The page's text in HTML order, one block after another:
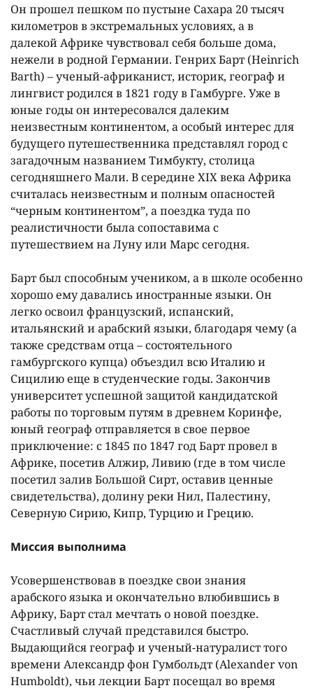
Он прошел пешком по пустыне Сахара 20 тысяч
километров в экстремальных условиях, а в
далекой Африке чувствовал себя больше дома,
нежели в родной Германии. Генрих Барт (Heinrich
Barth) – ученый-африканист, историк, географ и
лингвист родился в 1821 году в Гамбурге. Уже в
юные годы он интересовался далеким
неизвестным континентом, а особый интерес для
будущего путешественника представлял город с
загадочным названием Тимбукту, столица
сегодняшнего Мали. В середине XIX века Африка
считалась неизвестным и полным опасностей
“черным континентом”, а поездка туда по
реалистичности была сопоставима с
путешествием на Луну или Марс сегодня.
Барт был способным учеником, а в школе особенно
хорошо ему давались иностранные языки. Он
легко освоил французский, испанский,
итальянский и арабский языки, благодаря чему (а
также средствам отца – состоятельного
гамбургского купца) объездил всю Италию и
Сицилию еще в студенческие годы. Закончив
университет успешной защитой кандидатской
работы по торговым путям в древнем Коринфе,
юный географ отправляется в свое первое
приключение: с 1845 по 1847 год Барт провел в
Африке, посетив Алжир, Ливию (где в том числе
посетил залив Большой Сирт, оставив ценные
свидетельства), долину реки Нил, Палестину,
Северную Сирию, Кипр, Турцию и Грецию.
Миссия выполнима
Усовершенствовав в поездке свои знания
арабского языка и окончательно влюбившись в
Африку, Барт стал мечтать о новой поездке.
Счастливый случай представился быстро.
Выдающийся географ и ученый-натуралист того
времени Александр фон Гумбольдт (Alexander von
Humboldt), чьи лекции Барт посещал во время